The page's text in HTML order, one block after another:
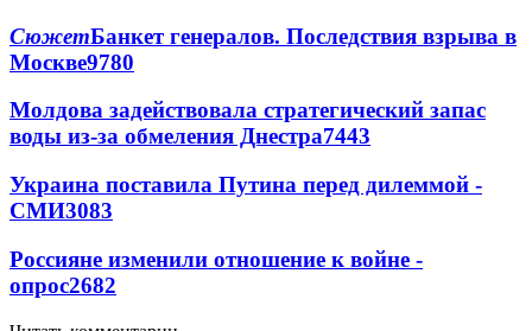
СюжетБанкет генералов. Последствия взрыва в
Москве9780
Молдова задействовала стратегический запас
воды из-за обмеления Днестра7443
Украина поставила Путина перед дилеммой -
СМИ3083
Россияне изменили отношение к войне -
опрос2682